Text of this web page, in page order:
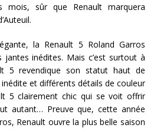
mois, sûr que Renault marquera
la Renault 5 Roland Garros
inédites. Mais c’est surtout à
5 revendique son statut haut de
et différents détails de couleur
5 clairement chic qui se voit offrir
autant… Preuve que, cette année
Renault ouvre la plus belle saison